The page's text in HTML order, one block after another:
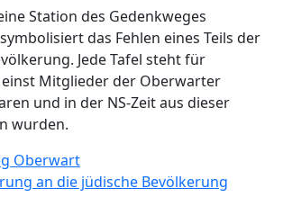
Station des Gedenkweges
das Fehlen eines Teils der
Jede Tafel steht für
einst Mitglieder der Oberwarter
und in der NS-Zeit aus dieser
wurden.
Oberwart
an die jüdische Bevölkerung